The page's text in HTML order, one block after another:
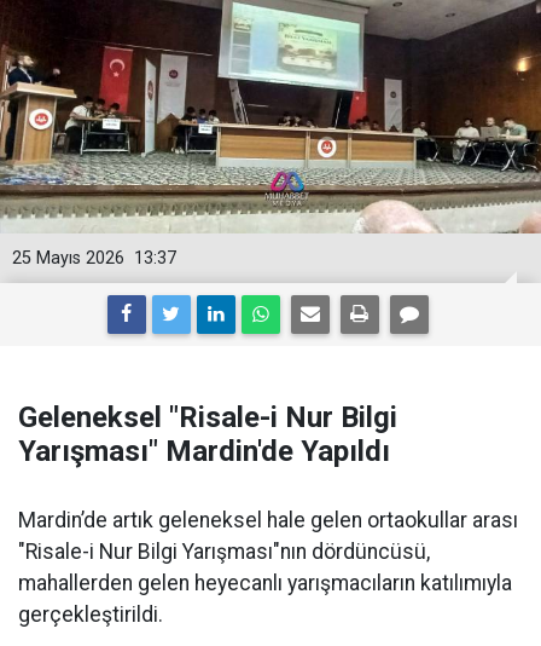
13:37
25 Mayıs 2026
Geleneksel "Risale-i Nur Bilgi
Yarışması" Mardin'de Yapıldı
Mardin’de artık geleneksel hale gelen ortaokullar arası
"Risale-i Nur Bilgi Yarışması"nın dördüncüsü,
mahallerden gelen heyecanlı yarışmacıların katılımıyla
gerçekleştirildi.